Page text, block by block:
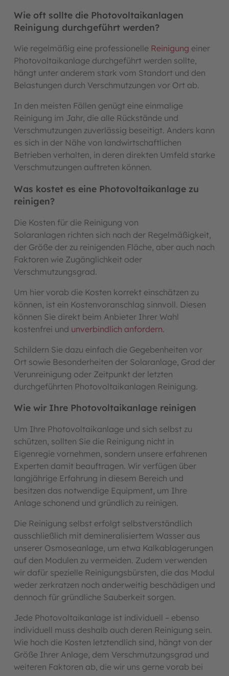
Wie oft sollte die Photovoltaikanlagen
Reinigung durchgeführt werden?
Wie regelmäßig eine professionelle Reinigung einer
Photovoltaikanlage durchgeführt werden sollte,
hängt unter anderem stark vom Standort und den
Belastungen durch Verschmutzungen vor Ort ab.
In den meisten Fällen genügt eine einmalige
Reinigung im Jahr, die alle Rückstände und
Verschmutzungen zuverlässig beseitigt. Anders kann
es sich in der Nähe von landwirtschaftlichen
Betrieben verhalten, in deren direkten Umfeld starke
Verschmutzungen auftreten können.
Was kostet es eine Photovoltaikanlage zu
reinigen?
Die Kosten für die Reinigung von
Solaranlagen richten sich nach der Regelmäßigkeit,
der Größe der zu reinigenden Fläche, aber auch nach
Faktoren wie Zugänglichkeit oder
Verschmutzungsgrad.
Um hier vorab die Kosten korrekt einschätzen zu
können, ist ein Kostenvoranschlag sinnvoll. Diesen
können Sie direkt beim Anbieter Ihrer Wahl
kostenfrei und unverbindlich anfordern.
Schildern Sie dazu einfach die Gegebenheiten vor
Ort sowie Besonderheiten der Solaranlage, Grad der
Verunreinigung oder Zeitpunkt der letzten
durchgeführten Photovoltaikanlagen Reinigung.
Wie wir Ihre Photovoltaikanlage reinigen
Um Ihre Photovoltaikanlage und sich selbst zu
schützen, sollten Sie die Reinigung nicht in
Eigenregie vornehmen, sondern unsere erfahrenen
Experten damit beauftragen. Wir verfügen über
langjährige Erfahrung in diesem Bereich und
besitzen das notwendige Equipment, um Ihre
Anlage schonend und gründlich zu reinigen.
Die Reinigung selbst erfolgt selbstverständlich
ausschließlich mit demineralisiertem Wasser aus
unserer Osmoseanlage, um etwa Kalkablagerungen
auf den Modulen zu vermeiden. Zudem verwenden
wir dafür spezielle Reinigungsbürsten, die das Modul
weder zerkratzen noch anderweitig beschädigen und
dennoch für gründliche Sauberkeit sorgen.
Jede Photovoltaikanlage ist individuell – ebenso
individuell muss deshalb auch deren Reinigung sein.
Wie hoch die Kosten letztendlich sind, hängt von der
Größe Ihrer Anlage, dem Verschmutzungsgrad und
weiteren Faktoren ab, die wir uns gerne vorab bei